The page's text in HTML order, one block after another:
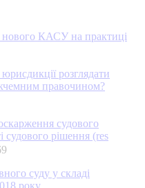
нового КАСУ на практиці
розглядати
правочином?
судового
судового рішення (res
суду у складі